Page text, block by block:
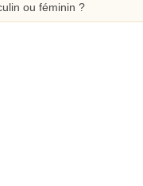
ou féminin ?